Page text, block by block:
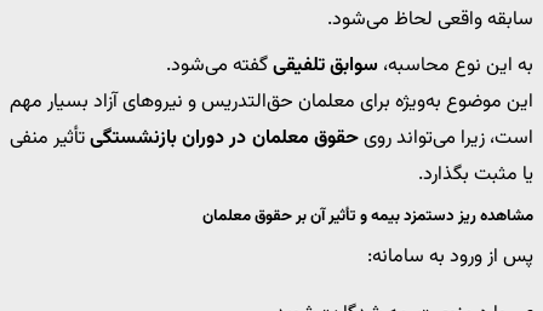
سابقه واقعی لحاظ می‌شود.
به این نوع محاسبه، سوابق تلفیقیگفته می‌شود.
این موضوع به‌ویژه برای معلمان حق‌التدریس و نیروهای آزاد بسیار مهم
است، زیرا می‌تواند رویحقوق معلمان در دوران بازنشستگیتأثیر منفی
یا مثبت بگذارد.
مشاهده ریز دستمزد بیمه و تأثیر آن بر حقوق معلمان
پس از ورود به سامانه: